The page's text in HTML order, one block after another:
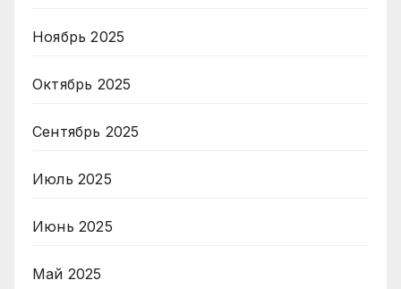
Ноябрь 2025
Октябрь 2025
Сентябрь 2025
Июль 2025
Июнь 2025
Май 2025